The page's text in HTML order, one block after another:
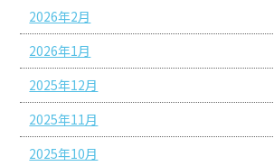
2026年2月
2026年1月
2025年12月
2025年11月
2025年10月